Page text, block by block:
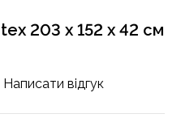
203 x 152 x 42 cм
Написати відгук